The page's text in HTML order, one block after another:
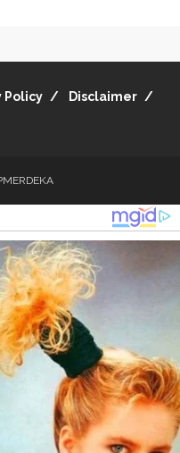
Policy
Disclaimer